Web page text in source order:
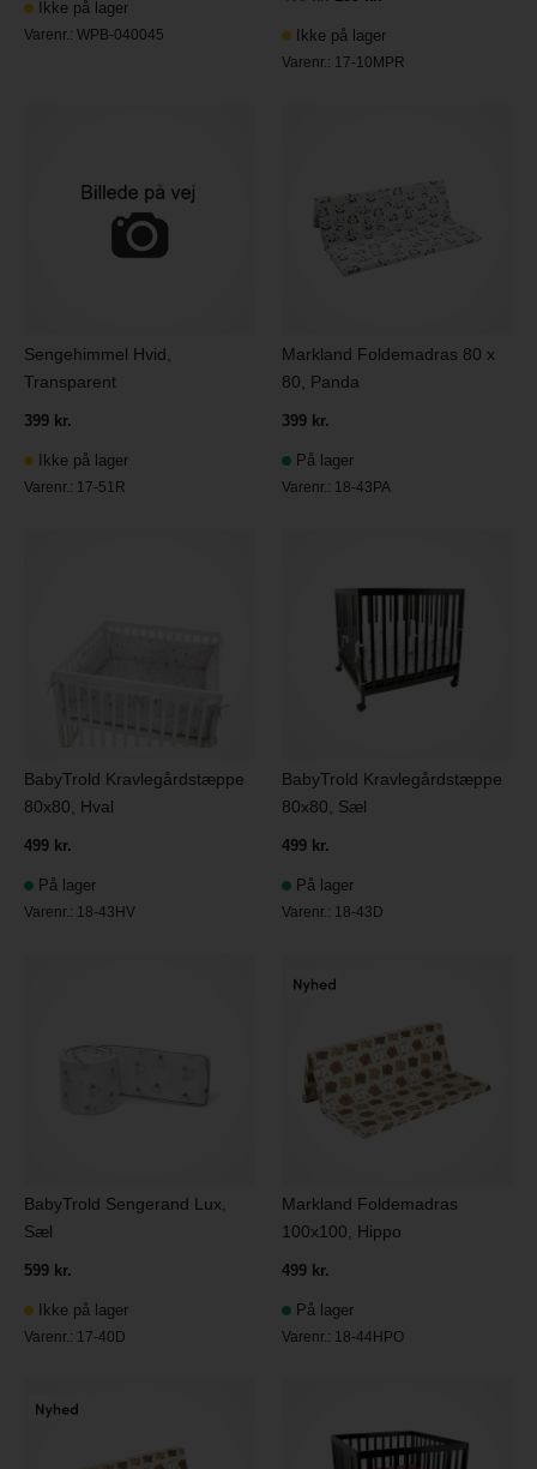
Ikke på lager
Varenr.:WPB-040045 Ikke på lager
Varenr.: 17-10MPR
Sengehimmel Hvid,
Transparent
399 kr.
Ikke på lager
Varenr.: 17-51R
Markland Foldemadras 80 x
80, Panda
399 kr.
På lager
Varenr.: 18-43PA
BabyTrold Kravlegårdstæppe
80x80, Hval
499 kr.
På lager
Varenr.: 18-43HV
BabyTrold Kravlegårdstæppe
80x80, Sæl
499 kr.
På lager
Varenr.: 18-43D
BabyTrold Sengerand Lux,
Sæl
599 kr.
Ikke på lager
Varenr.: 17-40D
Markland Foldemadras
100x100, Hippo
499 kr.
På lager
Varenr.: 18-44HPO